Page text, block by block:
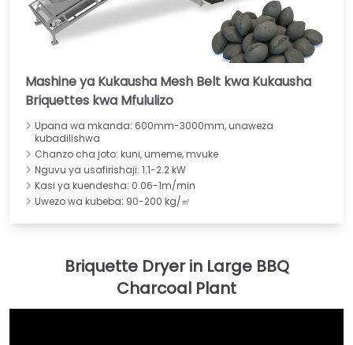
Mashine ya Kukausha Mesh Belt kwa Kukausha
Briquettes kwa Mfululizo
Upana wa mkanda: 600mm-3000mm, unaweza
kubadilishwa
Chanzo cha joto: kuni, umeme, mvuke
Nguvu ya usafirishaji: 1.1-2.2 kW
Kasi ya kuendesha: 0.06-1m/min
Uwezo wa kubeba: 90-200 kg/㎡